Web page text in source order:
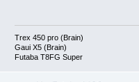
Trex 450 pro (Brain)
Gaui X5 (Brain)
Futaba T8FG Super